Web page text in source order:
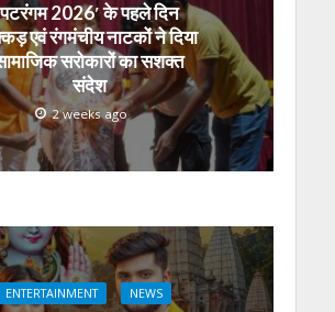
पटरंगम 2026′ के पहले दिन
एवं रंगमंचीय नाटकों ने दिया
सरोकारों का सशक्त
संदेश
2 weeks ago
ENTERTAINMENT NEWS